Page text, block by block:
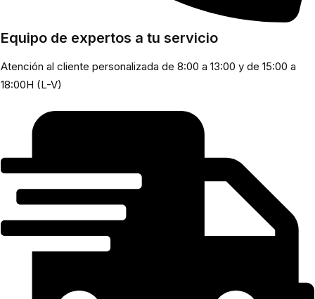
Equipo de expertos a tu servicio
Atención al cliente personalizada de 8:00 a 13:00 y de 15:00 a
18:00H (L-V)